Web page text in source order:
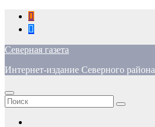
Перейти
содержимому
Северная газета
Интернет-издание Северного района